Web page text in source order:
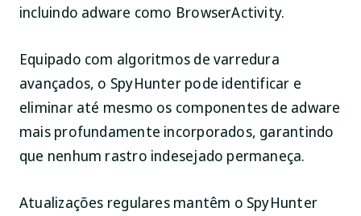
incluindo adware como BrowserActivity.
Equipado com algoritmos de varredura
avançados, o SpyHunter pode identificar e
eliminar até mesmo os componentes de adware
mais profundamente incorporados, garantindo
que nenhum rastro indesejado permaneça.
Atualizações regulares mantêm o SpyHunter